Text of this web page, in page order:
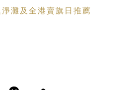
灘及全港賣旗日推薦